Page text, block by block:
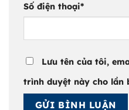
Số điện thoại*
Lưu tên của tôi,
trình duyệt này cho lần